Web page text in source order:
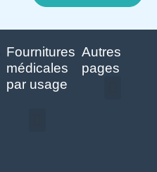
Fournitures
médicales
par usage
Autres
pages